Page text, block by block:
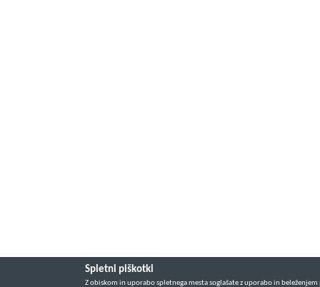
Spletni piškotki
Z obiskom in uporabo spletnega mesta soglašate z uporabo in